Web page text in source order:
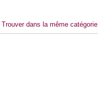
Trouver dans la même catégorie